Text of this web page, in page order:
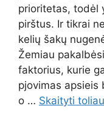
prioritetas, todėl
pirštus. Ir tikrai
kelių šakų
Žemiau
faktorius, kurie
pjovimas apsieis
o … Skaityti toliau